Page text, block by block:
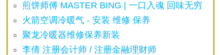
煎饼师傅 MASTER BING | 一口入魂 回味无穷
火箭空调冷暖气 - 安装 维修 保养
聚龙冷暖器维修保养新装
李倩 注册会计师 / 注册金融理财师